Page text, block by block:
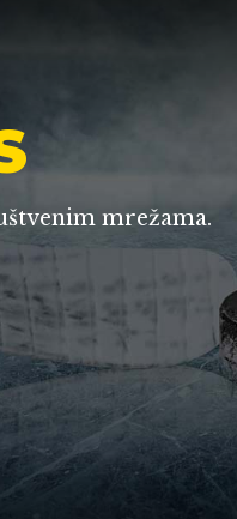
mrežama.